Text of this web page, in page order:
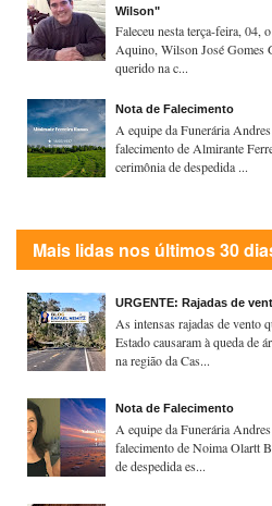
Wilson"
Faleceu nesta terça-feira, 04,
Aquino, Wilson José Gomes
querido na c...
Nota de Falecimento
A equipe da Funerária
falecimento de Almirante
cerimônia de despedida ...
Mais lidas nos últimos 30
URGENTE: Rajadas de
As intensas rajadas de vento
Estado causaram à queda de
na região da Cas...
Nota de Falecimento
A equipe da Funerária
falecimento de Noima Olartt
de despedida es...